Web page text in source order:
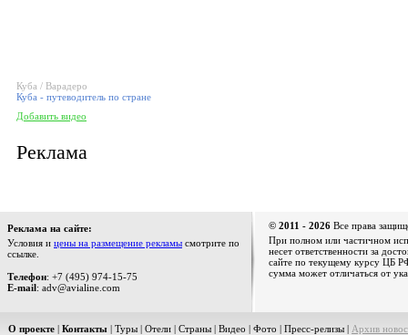
Куба / Варадеро
Куба - путеводитель по стране
Добавить видео
Реклама
Реклама на сайте:
Условия и цены на размещение рекламы смотрите по
ссылке.
Телефон: +7 (495) 974-15-75
E-mail: adv@avialine.com
© 2011 - 2026 Все права
При полном или частичном
несет ответственности за
сайте по текущему курсу ЦБ
сумма может отличаться от
О проекте | Контакты | Туры | Отели | Страны | Видео | Фото | Пресс-релизы | Архив